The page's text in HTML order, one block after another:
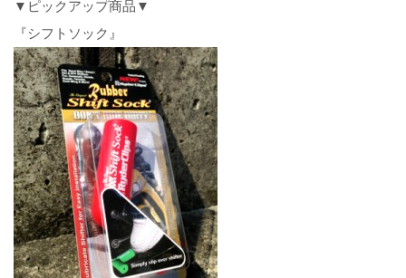
▼ピックアップ商品▼
『シフトソック』